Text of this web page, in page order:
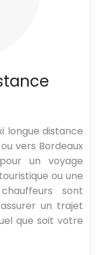
longue distance
vers Bordeaux
un voyage
ou une
sont
un trajet
que soit votre